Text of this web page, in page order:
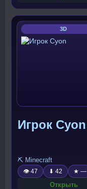
3D
Игрок Cyon
⛏️ Minecraft
👁 47 ⬇ 42 ★ —
Открыть